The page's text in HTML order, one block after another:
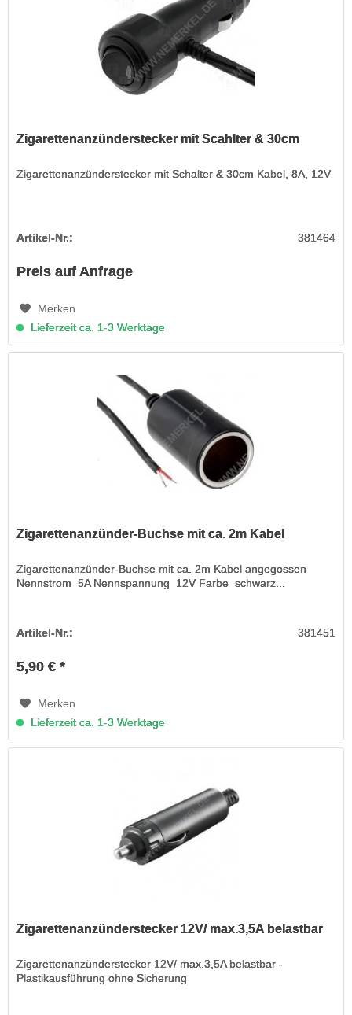
Zigarettenanzünderstecker mit Scahlter & 30cm
Zigarettenanzünderstecker mit Schalter & 30cm Kabel, 8A, 12V
Artikel-Nr.: 381464
Preis auf Anfrage
Merken
Lieferzeit ca. 1-3 Werktage
Zigarettenanzünder-Buchse mit ca. 2m Kabel
Zigarettenanzünder-Buchse mit ca. 2m Kabel angegossen
Nennstrom 5A Nennspannung 12V Farbe schwarz...
Artikel-Nr.: 381451
5,90 € *
Merken
Lieferzeit ca. 1-3 Werktage
Zigarettenanzünderstecker 12V/ max.3,5A belastbar
Zigarettenanzünderstecker 12V/ max.3,5A belastbar -
Plastikausführung ohne Sicherung